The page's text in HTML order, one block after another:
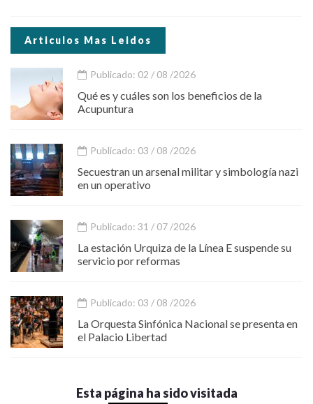
Articulos Mas Leidos
Publicado: 02 / 08 /2026
Qué es y cuáles son los beneficios de la
Acupuntura
Publicado: 03 / 08 /2026
Secuestran un arsenal militar y simbología nazi
en un operativo
Publicado: 31 / 07 /2026
La estación Urquiza de la Línea E suspende su
servicio por reformas
Publicado: 03 / 08 /2026
La Orquesta Sinfónica Nacional se presenta en
el Palacio Libertad
Esta página ha sido visitada